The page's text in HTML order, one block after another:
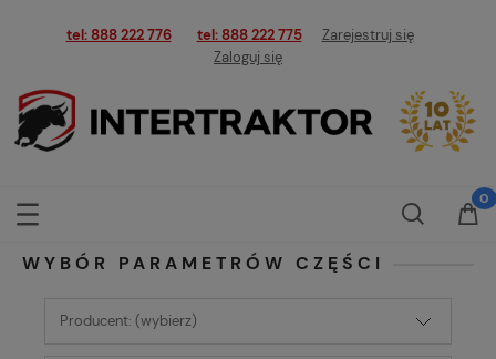
tel: 888 222 776 tel: 888 222 775
Zarejestruj się
Zaloguj się
WYBÓR PARAMETRÓW CZĘŚCI
Producent: (wybierz)